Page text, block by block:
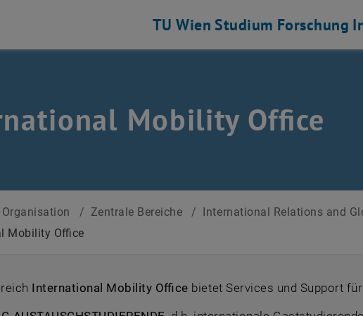
TU Wien Studium Forschung
Mobility Office
Organisation / Zentrale Bereiche / International Relations and
Mobility Office
International Mobility Office bietet Services und Support